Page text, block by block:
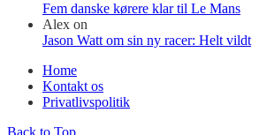
Fem danske kørere klar til Le Mans
Alex on
Jason Watt om sin ny racer: Helt vildt
Home
Kontakt os
Privatlivspolitik